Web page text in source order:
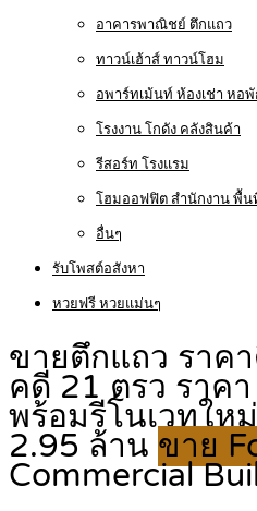
อาคารพาณิชย์ ตึกแถว
ทาวน์เฮ้าส์ ทาวน์โฮม
อพาร์ทเม้นท์ ห้องเช่า หอพั
โรงงาน โกดัง คลังสินค้า
รีสอร์ท โรงแรม
โฮมออฟฟิต สำนักงาน พื้น
อื่นๆ
รับโพสต์อสังหา
หวยฟรี หวยแม่นๆ
ขายตึกแถว ราค
คดี 21 ตรว ราค
พร้อมรีโนเวทให
2.95 ล้าน ขาย
Commercial